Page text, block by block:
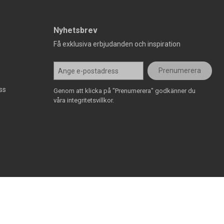
Nyhetsbrev
Få exklusiva erbjudanden och inspiration
Prenumerera
Genom att klicka på "Prenumerera" godkänner du
våra integritetsvillkor.